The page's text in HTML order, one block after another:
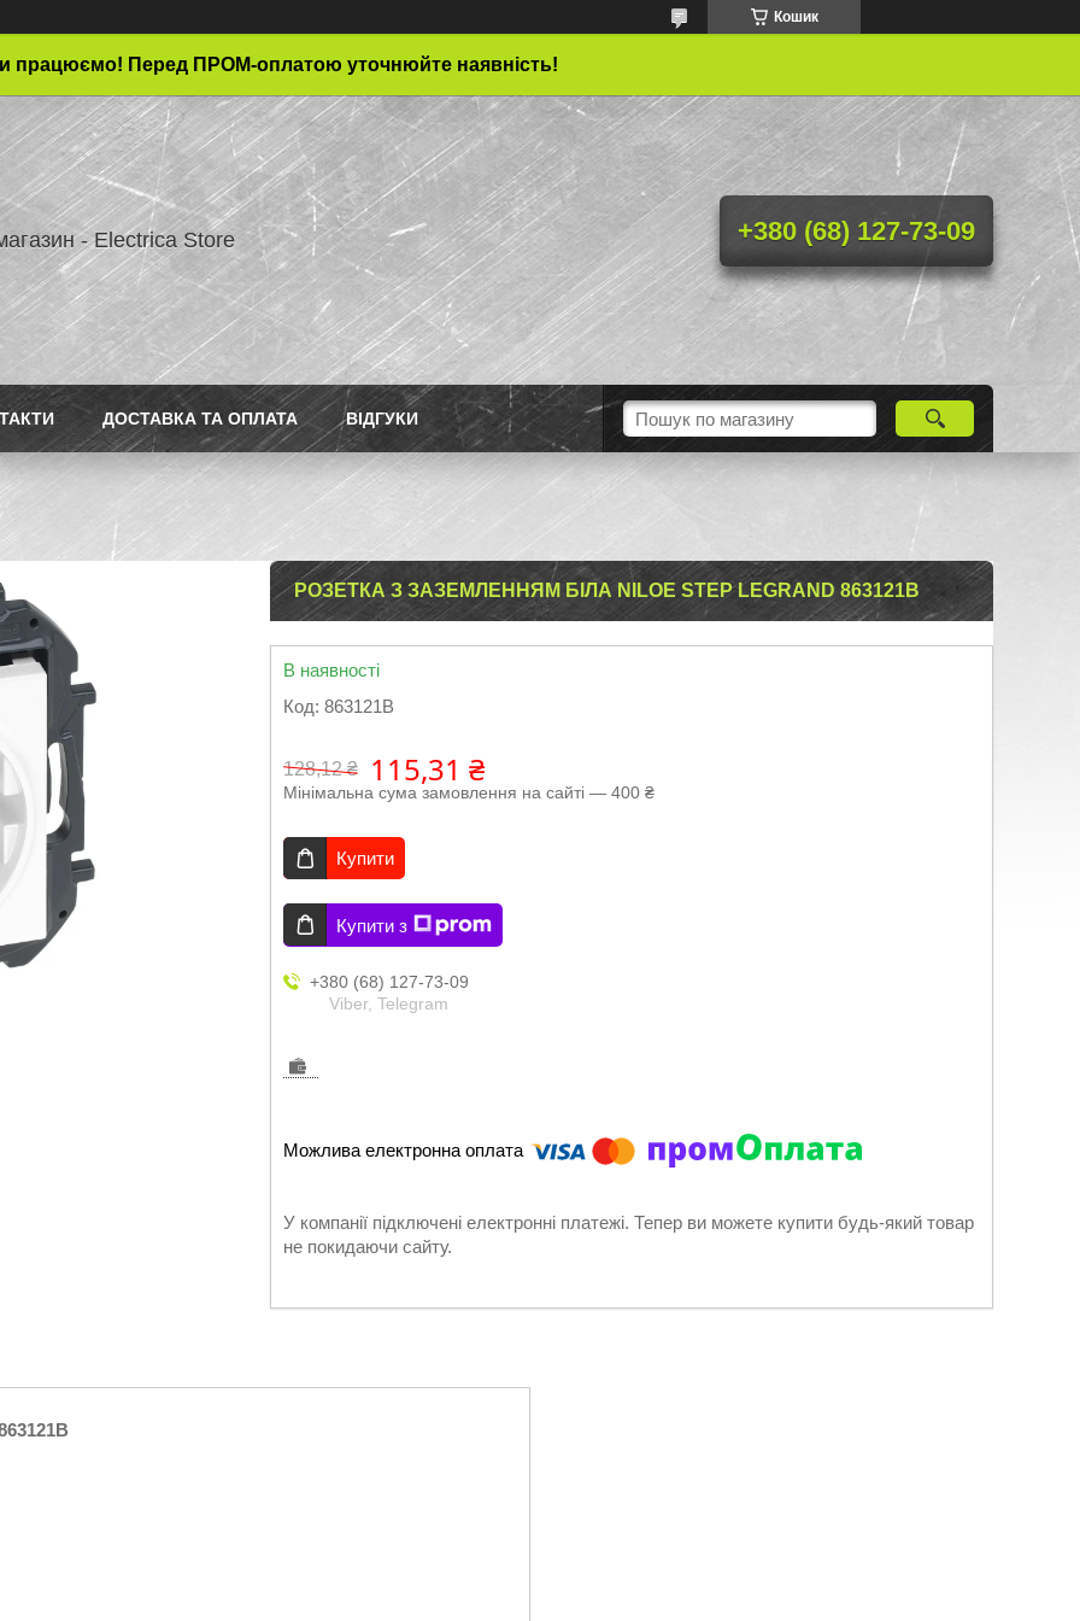
Кошик
працюємо! Перед ПРОМ-оплатою уточнюйте наявність!
- Electrica Store +380 (68) 127-73-09
ДОСТАВКА ТА ОПЛАТА ВІДГУКИ
РОЗЕТКА З ЗАЗЕМЛЕННЯМ БІЛА NILOE STEP LEGRAND 863121B
В наявності
Код: 863121B
128,12 ₴ 115,31 ₴
Мінімальна сума замовлення на сайті — 400 ₴
Купити
Купити з
+380 (68) 127-73-09
Viber, Telegram
У компанії підключені електронні платежі. Тепер ви можете купити будь-який товар
не покидаючи сайту.